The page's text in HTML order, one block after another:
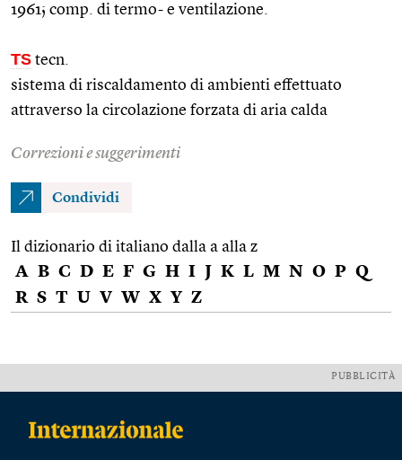
1961; comp. di termo- e ventilazione.
TS tecn.
sistema di riscaldamento di ambienti effettuato
attraverso la circolazione forzata di aria calda
Correzioni e suggerimenti
Condividi
Il dizionario di italiano dalla a alla z
A B C D E F G H I J K L M N O P Q
R S T U V W X Y Z
PUBBLICITÀ